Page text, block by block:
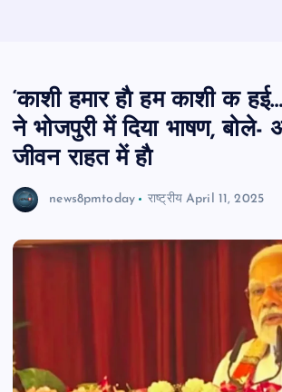
‘काशी हमार हाै हम काशी क
ने भोजपुरी में दिया भाषण,
जीवन राहत में हाै
news8pmtoday राष्ट्रीय April 11, 2025